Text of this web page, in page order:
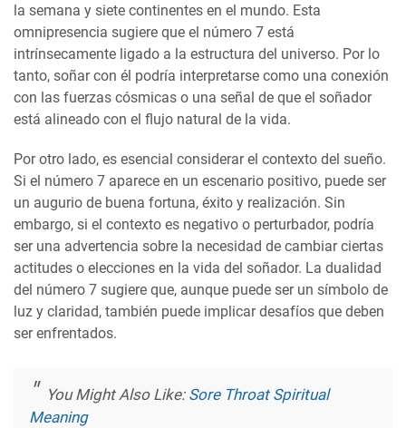
la semana y siete continentes en el mundo. Esta
omnipresencia sugiere que el número 7 está
intrínsecamente ligado a la estructura del universo. Por lo
tanto, soñar con él podría interpretarse como una conexión
con las fuerzas cósmicas o una señal de que el soñador
está alineado con el flujo natural de la vida.
Por otro lado, es esencial considerar el contexto del sueño.
Si el número 7 aparece en un escenario positivo, puede ser
un augurio de buena fortuna, éxito y realización. Sin
embargo, si el contexto es negativo o perturbador, podría
ser una advertencia sobre la necesidad de cambiar ciertas
actitudes o elecciones en la vida del soñador. La dualidad
del número 7 sugiere que, aunque puede ser un símbolo de
luz y claridad, también puede implicar desafíos que deben
ser enfrentados.
You Might Also Like: Sore Throat Spiritual
Meaning